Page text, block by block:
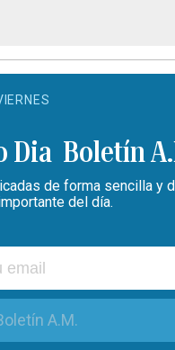
Boletín
de forma sencilla y
del día.
A.M.